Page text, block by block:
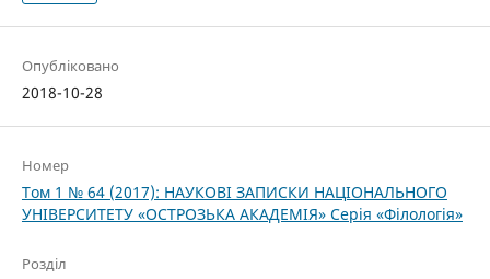
Опубліковано
2018-10-28
Номер
Том 1 № 64 (2017): НАУКОВІ ЗАПИСКИ НАЦІОНАЛЬНОГО
УНІВЕРСИТЕТУ «ОСТРОЗЬКА АКАДЕМІЯ» Серія «Філологія»
Розділ